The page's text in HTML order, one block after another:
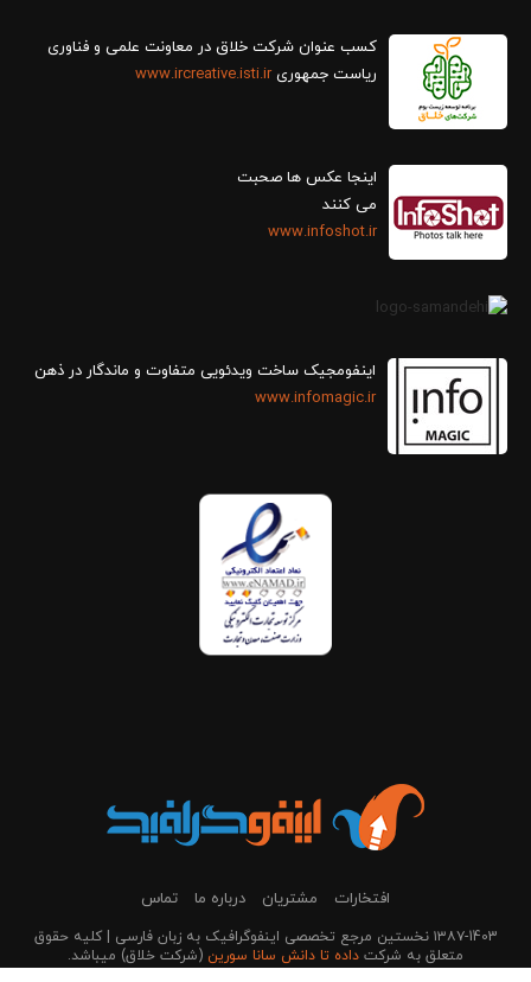
کسب عنوان شرکت خلاق در معاونت علمی و فناوری
ریاست جمهوریwww.ircreative.isti.ir
اینجا عکس ها صحبت
می کنند
www.infoshot.ir
اینفومجیک ساخت ویدئویی متفاوت و ماندگار در ذهن
www.infomagic.ir
افتخارات مشتریان درباره ما تماس
۱۳۸۷-1403 نخستین مرجع تخصصی اینفوگرافیک به زبان فارسی | کلیه حقوق
متعلق به شرکت داده تا دانش سانا سورین (شرکت خلاق) می‎باشد.